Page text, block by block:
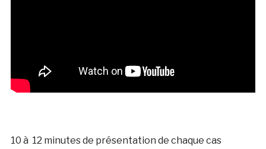
10 à 12 minutes de présentation de chaque cas